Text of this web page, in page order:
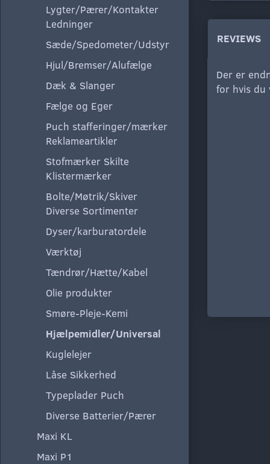
Lygter/Pærer/Kontakter
Ledninger
Sæde/Spedometer/Udstyr
Hjul/Bremser/Alufælge
Dæk & Slanger
Fælge og Eger
Puch stafferinger/mærker
Reklameartikler
Stofmærker Skilte
Klistermærker
Bolte/Møtrik/Skiver
Diverse Sortimenter
Dyser/karburatordele
Værktøj
Tændrør/Hætte/Kabel
Olie produkter
Smøre-Pleje-Kemi
Hjælpemidler/Universal
Kuglelejer
Låse Sikkerhed
Typeplader Puch
Diverse Batterier/Pærer
Maxi KL
Maxi P1
REVIEWS
Der er
for hvis du